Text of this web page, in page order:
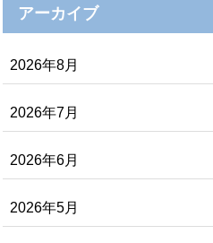
アーカイブ
2026年8月
2026年7月
2026年6月
2026年5月